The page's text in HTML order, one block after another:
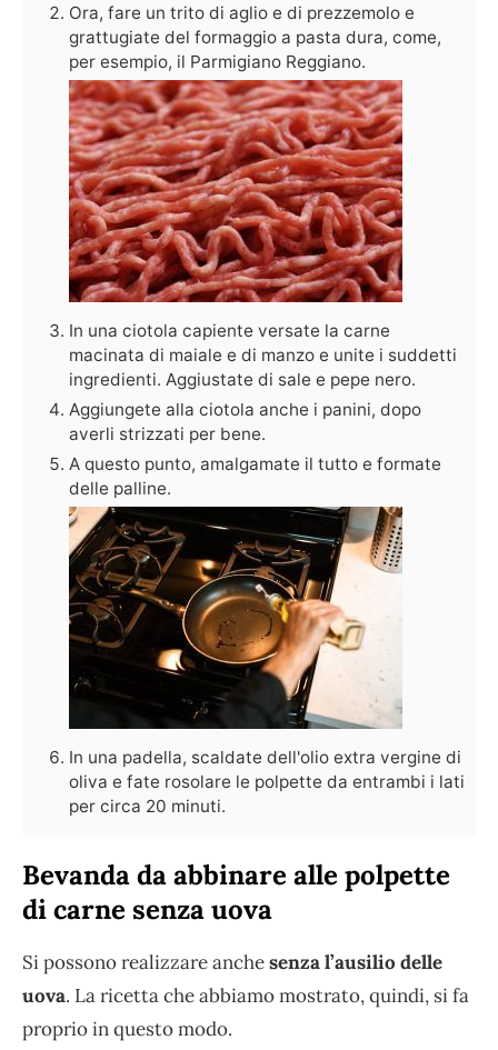
Ora, fare un trito di aglio e di prezzemolo e
grattugiate del formaggio a pasta dura, come,
per esempio, il Parmigiano Reggiano.
In una ciotola capiente versate la carne
macinata di maiale e di manzo e unite i suddetti
ingredienti. Aggiustate di sale e pepe nero.
Aggiungete alla ciotola anche i panini, dopo
averli strizzati per bene.
A questo punto, amalgamate il tutto e formate
delle palline.
In una padella, scaldate dell'olio extra vergine di
oliva e fate rosolare le polpette da entrambi i lati
per circa 20 minuti.
Bevanda da abbinare alle polpette
di carne senza uova
Si possono realizzare anchesenza l’ausilio delle
uova. La ricetta che abbiamo mostrato, quindi, si fa
proprio in questo modo.